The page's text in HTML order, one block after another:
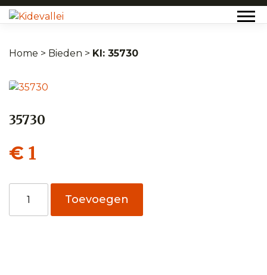
Home > Bieden > 35730
35730
€ 1
aantal
Toevoegen